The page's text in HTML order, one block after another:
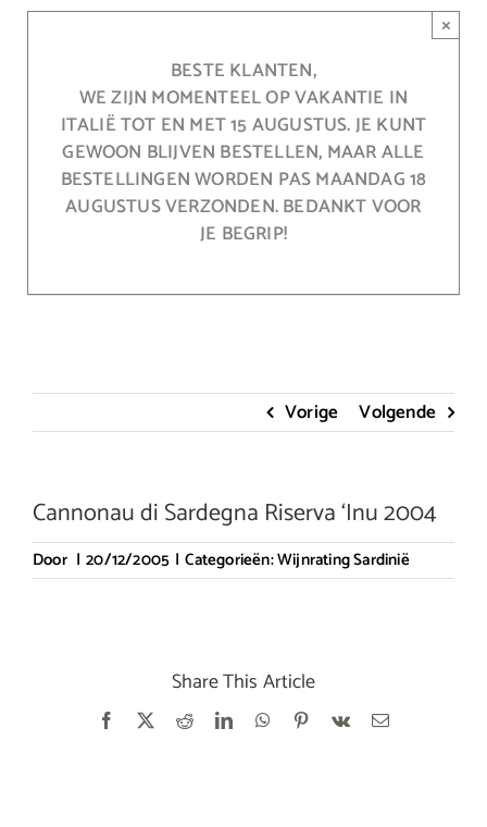
BESTE KLANTEN,
WE ZIJN MOMENTEEL OP VAKANTIE IN
ITALIË TOT EN MET 15 AUGUSTUS. JE KUNT
GEWOON BLIJVEN BESTELLEN, MAAR ALLE
BESTELLINGEN WORDEN PAS MAANDAG 18
AUGUSTUS VERZONDEN. BEDANKT VOOR
JE BEGRIP!
×
Vorige Volgende
Cannonau di Sardegna Riserva ‘Inu 2004
Door | 20/12/2005 | Categorieën:Wijnrating Sardinië
Share This Article
Facebook RedditLinkedInWhatsApp
Pinterest
Vk
E-